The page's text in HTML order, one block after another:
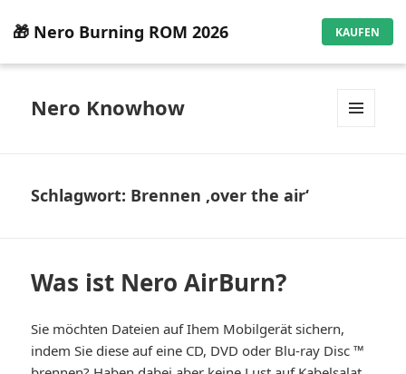
🎁 Nero Burning ROM 2026 KAUFEN
Nero Knowhow
Schlagwort: Brennen ‚over the air‘
Was ist Nero AirBurn?
Sie möchten Dateien auf Ihem Mobilgerät sichern,
indem Sie diese auf eine CD, DVD oder Blu-ray Disc ™